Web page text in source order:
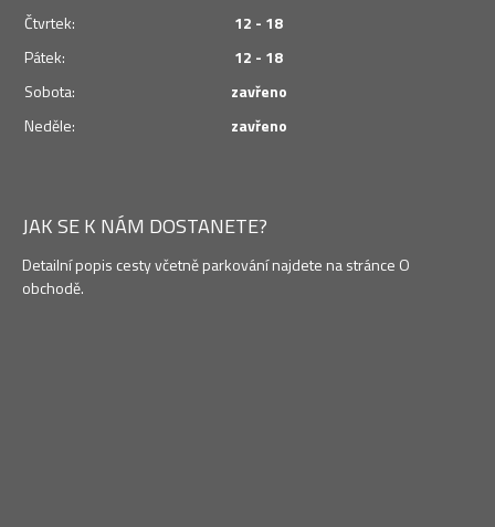
Čtvrtek:
12 - 18
Pátek:
12 - 18
Sobota:
zavřeno
Neděle:
zavřeno
JAK SE K NÁM DOSTANETE?
Detailní popis cesty včetně parkování najdete na stránce O
obchodě.